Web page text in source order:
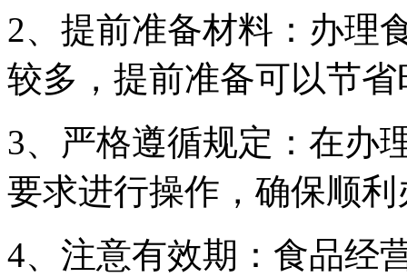
2、提前准备材料：办理
较多，提前准备可以节省
3、严格遵循规定：在办
要求进行操作，确保顺利
4、注意有效期：食品经